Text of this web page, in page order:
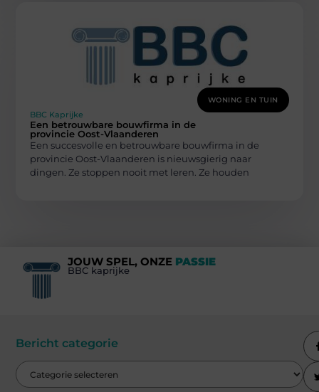
WONING EN TUIN
BBC Kaprijke
Een betrouwbare bouwfirma in de
provincie Oost-Vlaanderen
Een succesvolle en betrouwbare bouwfirma in de
provincie Oost-Vlaanderen is nieuwsgierig naar
dingen. Ze stoppen nooit met leren. Ze houden
JOUW SPEL, ONZE PASSIE
BBC kaprijke
Bericht categorie